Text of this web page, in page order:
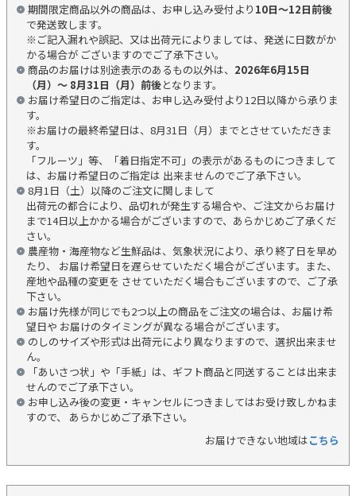
期間限定商品以外の商品は、お申し込み受付より 10日～12日前後
で発送致します。
※ご記入漏れや誤記、又は出荷元によりましては、発送に日数がか
かる場合が ございますのでご了承下さい。
商品のお届けは別途表示のあるもの以外は、 2026年6月15日
（月）～ 8月31日（月）前後となります。
お届け希望日のご指定は、お申し込み受付より12日以降から承りま
す。
※お届けの最終希望日は、8月31日（月）までとさせていただきま
す。
「フルーツ」等、「着日指定不可」の表示があるものにつきまして
は、お届け希望日のご指定は 出来ませんのでご了承下さい。
8月1日（土）以降のご注文に関しまして
出荷元の都合により、品切れが発生する場合や、ご注文からお届け
まで14日以上かかる場合がございますので、あらかじめご了承くだ
さい。
農産物・海産物など生鮮品は、気象状況により、承り終了日を早め
たり、 お届け希望日を遅らせていただく場合がございます。また、
産地や品種の変更を させていただく場合もございますので、ご了承
下さい。
お届け先様が同じでも2つ以上の商品をご注文の場合は、お届け希
望日や お届けのタイミングが異なる場合がございます。
のしのサイズや形式は出荷元により異なりますので、選択出来ませ
ん。
「あいさつ状」や「手紙」は、ギフト商品と同送することは出来ま
せんのでご了承下さい。
お申し込み後の変更・キャンセルにつきましてはお受け致しかねま
すので、 あらかじめご了承下さい。
お届けできない地域はこちら